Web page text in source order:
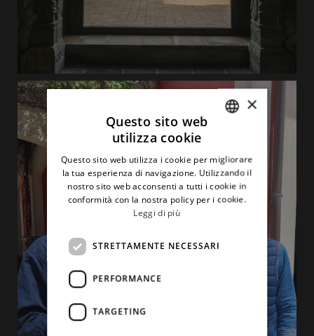
ENGLISH
×
Questo sito web
utilizza cookie
Questo sito web utilizza i cookie per migliorare
la tua esperienza di navigazione. Utilizzando il
nostro sito web acconsenti a tutti i cookie in
conformità con la nostra policy per i cookie.
Leggi di più
STRETTAMENTE NECESSARI
PERFORMANCE
TARGETING